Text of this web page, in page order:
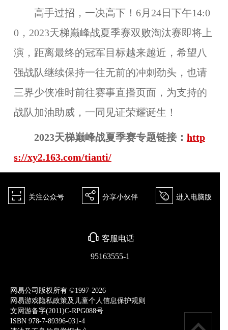
高手过招，一决高下！6月24日下午14:0
0，2023天梯巅峰战夏季赛双败淘汰赛即将上
演，距离最终的冠军目标越来越近，希望八
强战队继续保持一往无前的冲刺劲头，也请
三界少侠准时前往赛事直播页面，为支持的
战队加油助威，一同见证荣耀诞生！
2023天梯巅峰战夏季赛专题链接： http
s://xy2.163.com/tianti/
򰀁 关注公众号 򰀂 分享小伙伴 򰀄 进入电脑版
򰀃 客服电话
95163555-1
网易公司版权所有 ©1997-2026
网易游戏隐私政策及儿童个人信息保护规则
文网游备字(2011)C-RPG088号
ISBN 978-7-89396-031-4